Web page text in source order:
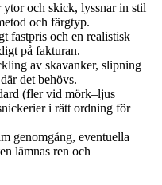
och skick, lyssnar in stil
och färgtyp.
fastpris och en realistisk
på fakturan.
av skavanker, slipning
det behövs.
(fler vid mörk–ljus
i rätt ordning för
genomgång, eventuella
lämnas ren och